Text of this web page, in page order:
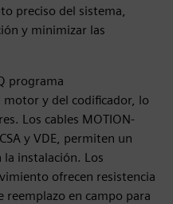
preciso del sistema,
y minimizar las
programa
y del codificador, lo
Los cables MOTION-
y VDE, permiten un
instalación. Los
ofrecen resistencia
reemplazo en campo para